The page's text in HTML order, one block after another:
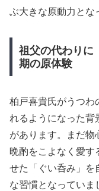
ぶ大きな原動力とな
祖父の代わりに
期の原体験
柏戸喜貴氏がうつわ
れるようになった背
があります。まだ物
晩酌をこよなく愛す
せた「ぐい呑み」を
な習慣となっていま